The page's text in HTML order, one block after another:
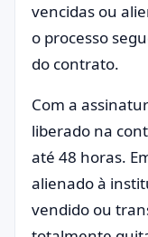
vencidas ou
o processo
do contrato.
Com a
liberado na
até 48 horas.
alienado à
vendido ou